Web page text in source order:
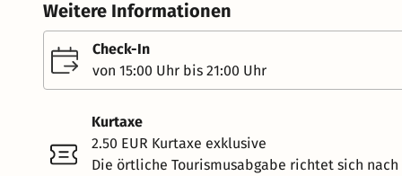
Weitere Informationen
Check-In
von 15:00 Uhr bis 21:00 Uhr
Kurtaxe
2.50 EUR Kurtaxe exklusive
Die örtliche Tourismusabgabe richtet sich